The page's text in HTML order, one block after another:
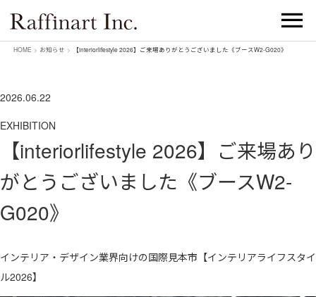
HOME > お知らせ > 【interiorlifestyle 2026】ご来場ありがとうございました《ブースW2-G020》
2026.06.22
EXHIBITION
【interiorlifestyle 2026】ご来場あり
がとうございました《ブースW2-
G020》
インテリア・デザイン業界向けの国際見本市【インテリアライフスタイ
ル2026】